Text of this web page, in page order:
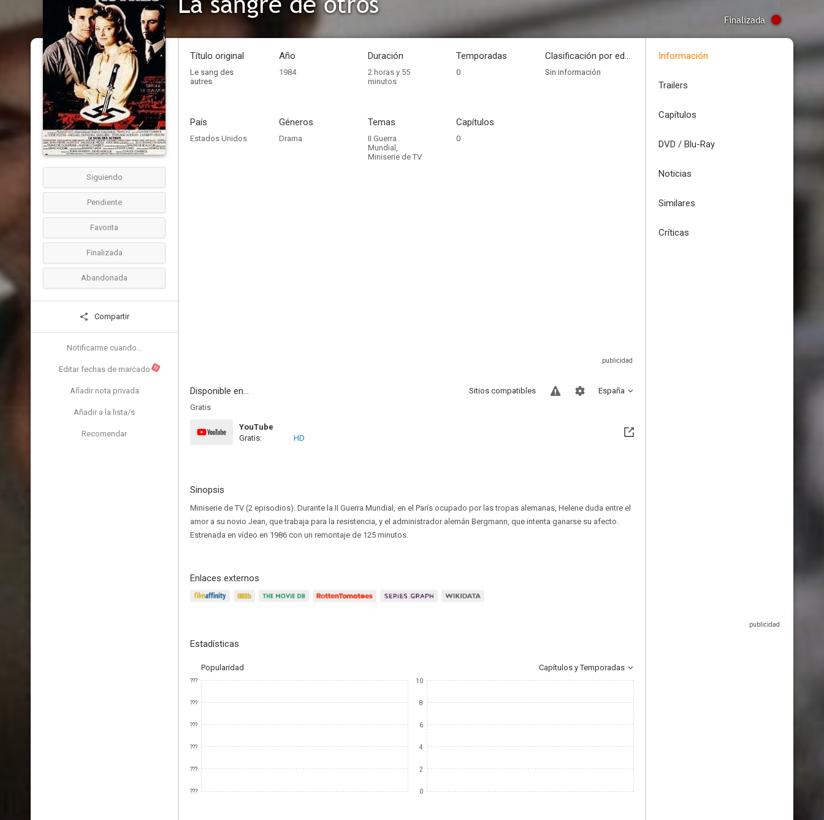
Finalizada
Siguiendo
Pendiente
Favorita
Finalizada
Abandonada
Compartir
Notificarme cuando...
Editar fechas de marcado N
Añadir nota privada
Añadir a la lista/s
Recomendar
Título original
Le sang des
autres
Año
1984
Duración
2 horas y 55
minutos
Temporadas
0
Clasificación por edades
Sin información
País
Estados Unidos
Géneros
Drama
Temas
II Guerra
Mundial ,
Miniserie de TV
Capítulos
0
Disponible en... España
Sitios compatibles
Gratis
YouTube
Gratis:
HD
Sinopsis
Miniserie de TV (2 episodios). Durante la II Guerra Mundial, en el París ocupado por las tropas alemanas, Helene duda entre el
amor a su novio Jean, que trabaja para la resistencia, y el administrador alemán Bergmann, que intenta ganarse su afecto.
Estrenada en vídeo en 1986 con un remontaje de 125 minutos.
Enlaces externos
Estadísticas
Popularidad Capítulos y Temporadas
???
???
???
???
???
???
10
8
6
4
2
0
Información
Trailers
Capítulos
DVD / Blu-Ray
Noticias
Similares
Críticas